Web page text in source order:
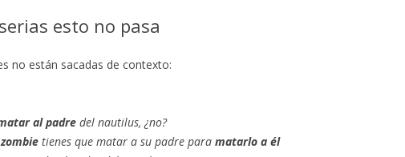
esto no pasa
no están sacadas de contexto:
al padre del nautilus, ¿no?
tienes que matar a su padre para matarlo a él